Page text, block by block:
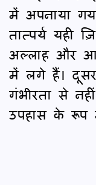
में अपनाया
तात्पर्य यही
अल्लाह और
में लगे हैं।
गंभीरता से
उपहास के